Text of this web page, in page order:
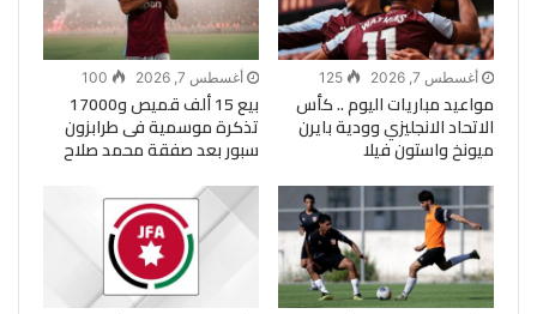
أغسطس 7, 2026 125
مواعيد مباريات اليوم .. كأس
الاتحاد الانجليزي وودية بايرن
ميونخ واستون فيلا
أغسطس 7, 2026 100
بيع 15 ألف قميص و17000
تذكرة موسمية فى طرابزون
سبور بعد صفقة محمد صلاح